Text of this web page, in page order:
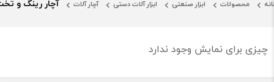
محصولات ابزار صنعتی ابزار آلات دستی آچار آلات آچار رینگ و
چیزی برای نمایش وجود ندارد